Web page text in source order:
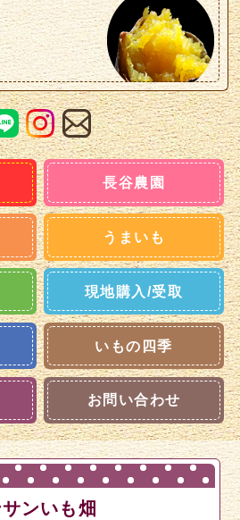
長谷農園
うまいも
現地購入/受取
いもの四季
お問い合わせ
ンいも畑